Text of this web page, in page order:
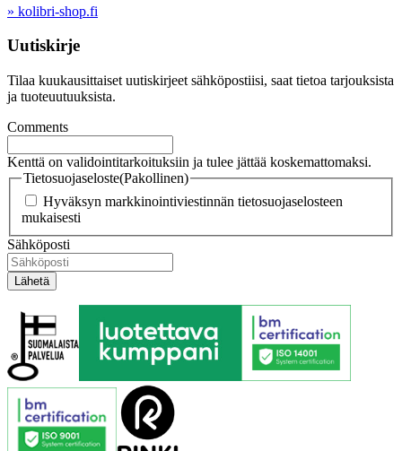
» kolibri-shop.fi
Uutiskirje
Tilaa kuukausittaiset uutiskirjeet sähköpostiisi, saat tietoa tarjouksista
ja tuoteuutuuksista.
Comments
Kenttä on validointitarkoituksiin ja tulee jättää koskemattomaksi.
Tietosuojaseloste(Pakollinen)
Hyväksyn markkinointiviestinnän tietosuojaselosteen
mukaisesti
Sähköposti